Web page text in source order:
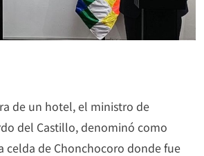
de un hotel, el ministro de
del Castillo, denominó como
celda de Chonchocoro donde fue